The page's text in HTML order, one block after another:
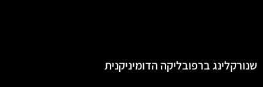
שנורקלינג ברפובליקה הדומיניקנית